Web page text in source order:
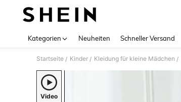
Kategorien Neuheiten Schneller Versand
Startseite / Kinder / Kleidung für kleine Mädchen /
Video